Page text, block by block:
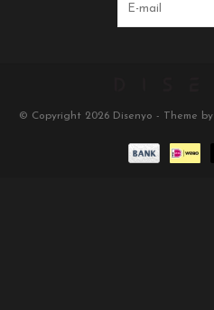
© Copyright 2026 Disenyo - Theme by